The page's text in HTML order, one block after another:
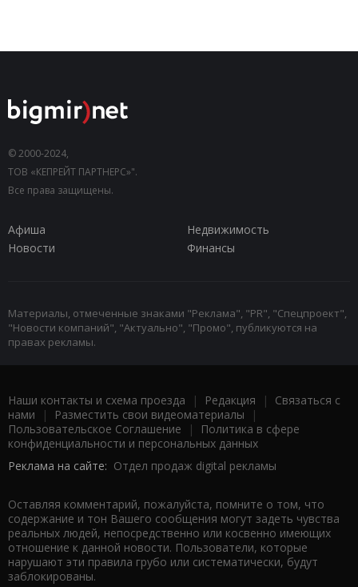
© 2000-2024,
ТОВ «КЕПРЕЙТ ПАРТНЕРС»".
Все права защищены.
Афиша
Недвижимость
Новости
Финансы
Материалы, отмеченные знаками "Реклама", "PR", "Спецпроект",
"Новости компаний", "Актуально", "Промо", публикуются на
правах рекламы.
Наши контакты и схема проезда | Редакция | Связаться с
нами | Разместить свои видеоматериалы |
Пользовательское Соглашение |
Политика в сфере
конфиденциальности и персональных данных
Реклама на сайте: Отдел продаж digital рекламы
Оставляя комментарий, пожалуйста, помните о том, что
содержание и тон Вашего сообщения могут задеть чувства
реальных людей, непосредственно или косвенно имеющих
отношение к данной новости. Пользователи, которые
нарушают эти правила грубо или систематически, будут
заблокированы.